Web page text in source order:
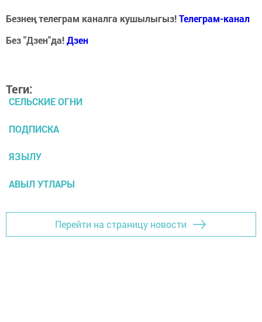
Безнең телеграм каналга кушылыгыз!Телеграм-канал
Без "Дзен"да!Дзен
Теги:
СЕЛЬСКИЕ ОГНИ
ПОДПИСКА
ЯЗЫЛУ
АВЫЛ УТЛАРЫ
Перейти на страницу новости